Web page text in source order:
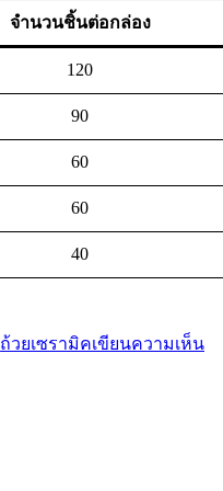
จำนวนชิ้นต่อกล่อง
120
90
60
60
40
ถ้วยเซรามิคเขียนความเห็น